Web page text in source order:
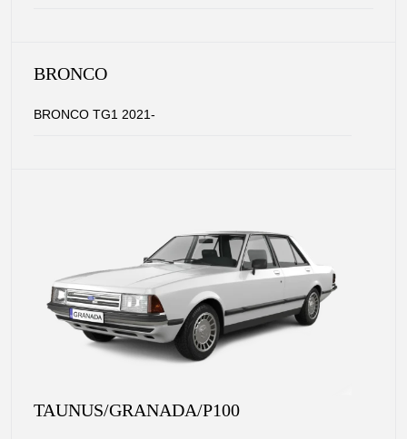
BRONCO
BRONCO TG1 2021-
TAUNUS/GRANADA/P100